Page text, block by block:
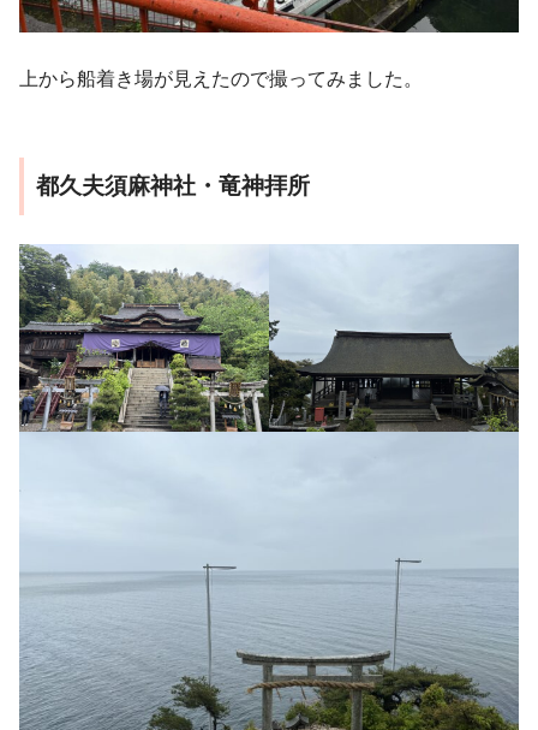
上から船着き場が見えたので撮ってみました。
都久夫須麻神社・竜神拝所